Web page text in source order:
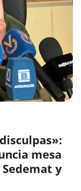
mesa
y